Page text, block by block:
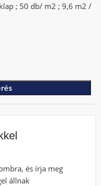
; 50 db/ m2 ; 9,6 m2 /
és írja meg
állnak